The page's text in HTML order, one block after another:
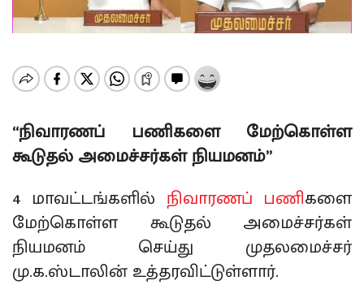
“நிவாரணப் பணிகளை மேற்கொள்ள
கூடுதல் அமைச்சர்கள் நியமனம்”
4 மாவட்டங்களில் நிவாரணப் பணிகளை
மேற்கொள்ள கூடுதல் அமைச்சர்கள்
நியமனம் செய்து முதலமைச்சர்
மு.க.ஸ்டாலின் உத்தரவிட்டுள்ளார்.